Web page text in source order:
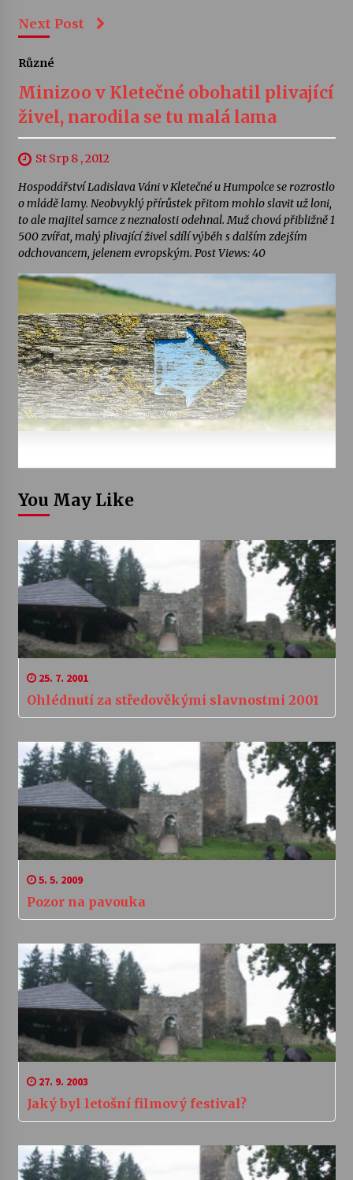
Next Post
Různé
Minizoo v Kletečné obohatil plivající
živel, narodila se tu malá lama
St Srp 8 , 2012
Hospodářství Ladislava Váni v Kletečné u Humpolce se rozrostlo
o mládě lamy. Neobvyklý přírůstek přitom mohlo slavit už loni,
to ale majitel samce z neznalosti odehnal. Muž chová přibližně 1
500 zvířat, malý plivající živel sdílí výběh s dalším zdejším
odchovancem, jelenem evropským. Post Views: 40
You May Like
25. 7. 2001
Ohlédnutí za středověkými slavnostmi 2001
5. 5. 2009
Pozor na pavouka
27. 9. 2003
Jaký byl letošní filmový festival?